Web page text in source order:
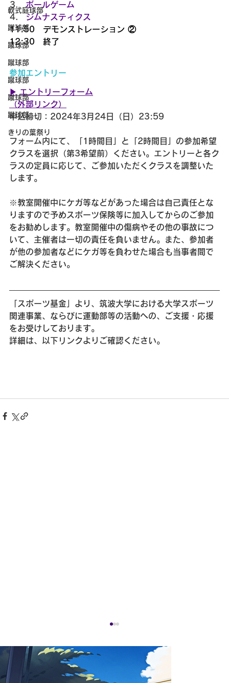
軟式庭球部
蹴球部
蹴球部
蹴球部
蹴球部
蹴球部
蹴球部
きりの葉祭り
ボールゲーム
ジムナスティクス
11:50　デモンストレーション ②
12:30　終了
参加エントリー
▶︎ エントリーフォーム
（外部リンク）
申込締切：2024年3月24日（日）23:59
フォーム内にて、「1時間目」と「2時間目」の参加希望
クラスを選択（第3希望前）ください。エントリーと各ク
ラスの定員に応じて、ご参加いただくクラスを調整いた
します。
※教室開催中にケガ等などがあった場合は自己責任とな
りますので予めスポーツ保険等に加入してからのご参加
をお勧めします。教室開催中の傷病やその他の事故につ
いて、主催者は一切の責任を負いません。また、参加者
が他の参加者などにケガ等を負わせた場合も当事者間で
ご解決ください。
「スポーツ基金」より、筑波大学における大学スポーツ
関連事業、ならびに運動部等の活動への、ご支援・応援
をお受けしております。
詳細は、以下リンクよりご確認ください。